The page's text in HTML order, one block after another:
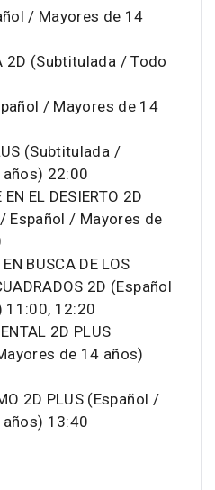
/ Mayores de 14
2D (Subtitulada / Todo
/ Mayores de 14
(Subtitulada /
22:00
EL DESIERTO 2D
Español / Mayores de
BUSCA DE LOS
2D (Español
11:00, 12:20
2D PLUS
de 14 años)
2D PLUS (Español /
13:40